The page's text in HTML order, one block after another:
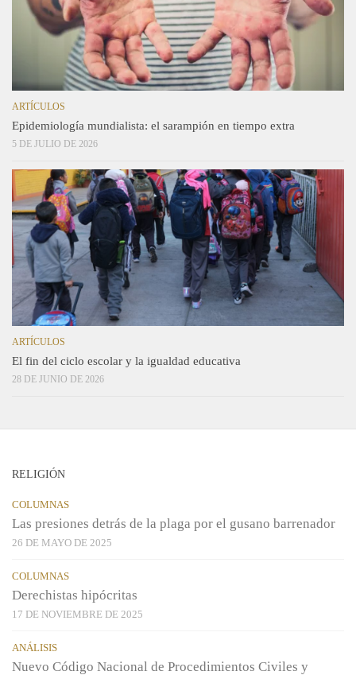
ARTÍCULOS
Epidemiología mundialista: el sarampión en tiempo extra
5 DE JULIO DE 2026
ARTÍCULOS
El fin del ciclo escolar y la igualdad educativa
28 DE JUNIO DE 2026
RELIGIÓN
COLUMNAS
Las presiones detrás de la plaga por el gusano barrenador
26 DE MAYO DE 2025
COLUMNAS
Derechistas hipócritas
17 DE NOVIEMBRE DE 2025
ANÁLISIS
Nuevo Código Nacional de Procedimientos Civiles y